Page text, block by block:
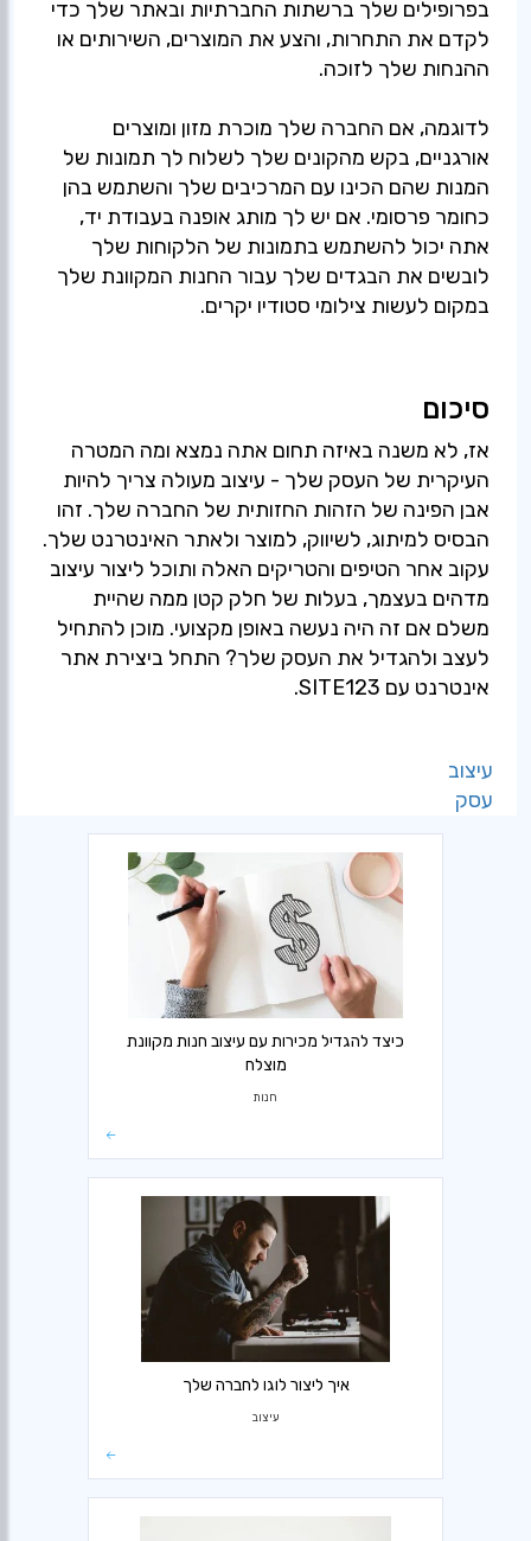
בפרופילים שלך ברשתות החברתיות ובאתר שלך כדי
לקדם את התחרות, והצע את המוצרים, השירותים או
לדוגמה, אם החברה שלך מוכרת מזון ומוצרים
אורגניים, בקש מהקונים שלך לשלוח לך תמונות של
המנות שהם הכינו עם המרכיבים שלך והשתמש בהן
כחומר פרסומי. אם יש לך מותג אופנה בעבודת יד,
אתה יכול להשתמש בתמונות של הלקוחות שלך
לובשים את הבגדים שלך עבור החנות המקוונת שלך
במקום לעשות צילומי סטודיו יקרים.
סיכום
אז, לא משנה באיזה תחום אתה נמצא ומה המטרה
העיקרית של העסק שלך - עיצוב מעולה צריך להיות
אבן הפינה של הזהות החזותית של החברה שלך. זהו
הבסיס למיתוג, לשיווק, למוצר ולאתר האינטרנט שלך.
עקוב אחר הטיפים והטריקים האלה ותוכל ליצור עיצוב
מדהים בעצמך, בעלות של חלק קטן ממה שהיית
משלם אם זה היה נעשה באופן מקצועי. מוכן להתחיל
לעצב ולהגדיל את העסק שלך? התחל ביצירת אתר
אינטרנט עם SITE123.
עיצוב
עסק
כיצד להגדיל מכירות עם עיצוב חנות מקוונת
מוצלח
חנות
איך ליצור לוגו לחברה שלך
עיצוב